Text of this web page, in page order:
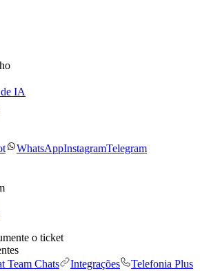
IA
WhatsAppInstagramTelegram
o ticket
Team Chats Integrações
Telefonia Plus